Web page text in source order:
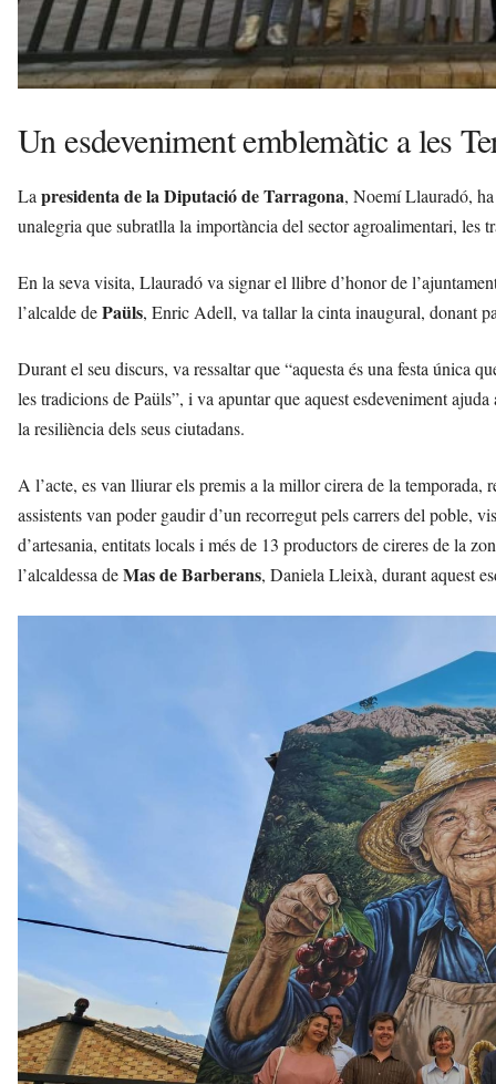
Un esdeveniment emblemàtic a les
La presidenta de la Diputació de Tarragona, Noemí Llauradó,
unalegria que subratlla la importància del sector agroalimentari, les
En la seva visita, Llauradó va signar el llibre d’honor de
l’alcalde dePaüls, Enric Adell, va tallar la cinta inaugural, donant
Durant el seu discurs, va ressaltar que “aquesta és una festa única
les tradicions de Paüls”, i va apuntar que aquest esdeveniment
la resiliència dels seus ciutadans.
A l’acte, es van lliurar els premis a la millor cirera de la
assistents van poder gaudir d’un recorregut pels carrers del poble,
d’artesania, entitats locals i més de 13 productors de cireres de la
l’alcaldessa deMas de Barberans, Daniela Lleixà, durant aquest